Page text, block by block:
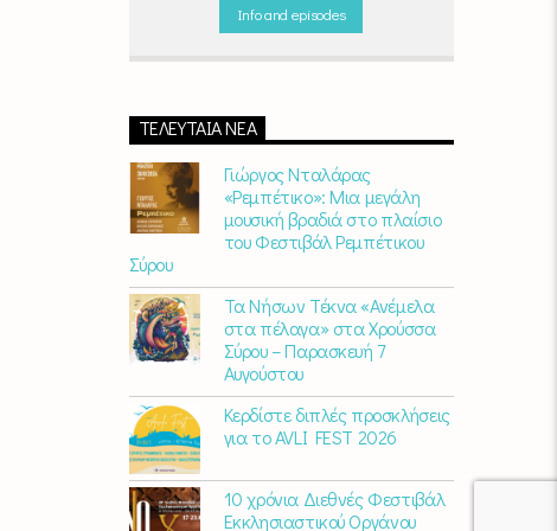
"Νωρίς το πρωί" καθημερινά
107 FM
Info and episodes
ΤΕΛΕΥΤΑΊΑ ΝΈΑ
Γιώργος Νταλάρας
«Ρεμπέτικο»: Μια μεγάλη
μουσική βραδιά στο πλαίσιο
του Φεστιβάλ Ρεμπέτικου
Σύρου
Τα Νήσων Τέκνα «Ανέμελα
στα πέλαγα» στα Χρούσσα
Σύρου – Παρασκευή 7
Αυγούστου
Κερδίστε διπλές προσκλήσεις
για το AVLI FEST 2026
10 χρόνια Διεθνές Φεστιβάλ
Εκκλησιαστικού Οργάνου